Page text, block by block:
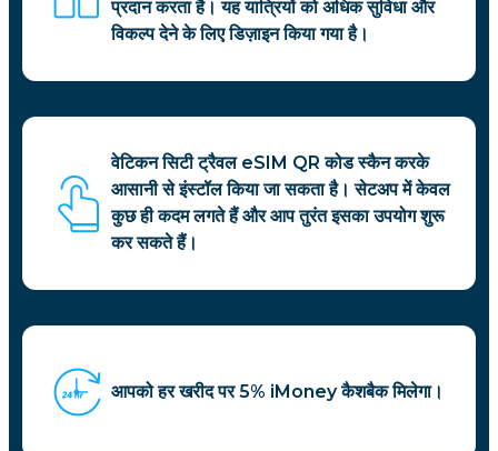
प्रदान करता है। यह यात्रियों को अधिक सुविधा और
विकल्प देने के लिए डिज़ाइन किया गया है।
वेटिकन सिटी ट्रैवल eSIM QR कोड स्कैन करके
आसानी से इंस्टॉल किया जा सकता है। सेटअप में केवल
कुछ ही कदम लगते हैं और आप तुरंत इसका उपयोग शुरू
कर सकते हैं।
आपको हर खरीद पर 5% iMoney कैशबैक मिलेगा।